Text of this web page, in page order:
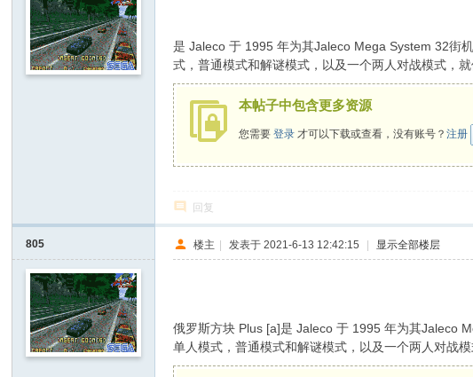
是 Jaleco 于 1995 年为其Jaleco Mega System 32街
式，普通模式和解谜模式，以及一个两人对战模式，就
本帖子中包含更多资源
您需要登录 才可以下载或查看，没有账号？注册
回复
805 楼主 | 发表于 2021-6-13 12:42:15 | 显示全部楼层
俄罗斯方块 Plus [a]是 Jaleco 于 1995 年为其Jaleco
单人模式，普通模式和解谜模式，以及一个两人对战